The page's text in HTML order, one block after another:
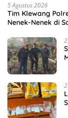
5 Agustus 2026
Tim Klewang
Nenek-Nenek di